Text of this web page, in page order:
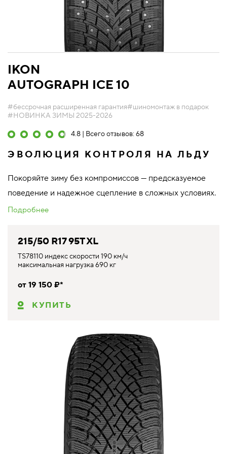
IKON
AUTOGRAPH ICE 10
#бессрочная расширенная гарантия#шиномонтаж в подарок
#НОВИНКА ЗИМЫ 2025-2026
4.8 | Всего отзывов: 68
ЭВОЛЮЦИЯ КОНТРОЛЯ НА ЛЬДУ
Покоряйте зиму без компромиссов — предсказуемое
поведение и надежное сцепление в сложных условиях.
Подробнее
215/50 R17 95T XL
TS78110 индекс скорости 190 км/ч
максимальная нагрузка 690 кг
от 19 150 ₽*
КУПИТЬ